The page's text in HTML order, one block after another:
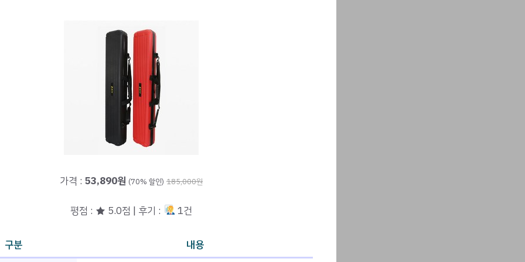
가격 : 53,890원 (70% 할인) 185,000원
평점 : ★ 5.0점 | 후기 : 1건
구분 내용